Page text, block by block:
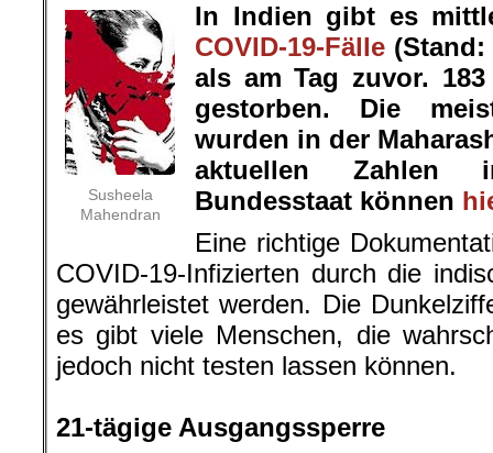
Susheela
Mahendran
In Indien gibt es
COVID-19-Fälle (Stand:
als am Tag zuvor.
gestorben. Die
wurden in der
aktuellen Zahlen
Bundesstaat können
Eine richtige
COVID-19-Infizierten durch die
gewährleistet werden. Die
es gibt viele Menschen, die
jedoch nicht testen lassen können.
21-tägige Ausgangssperre